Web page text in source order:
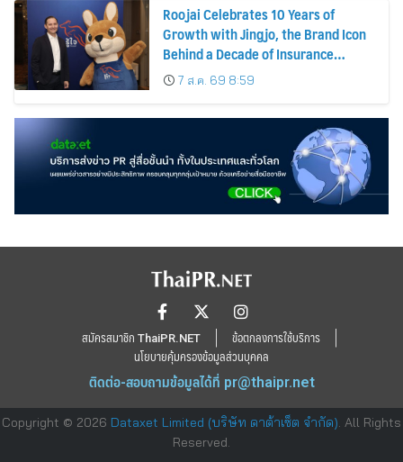
Roojai Celebrates 10 Years of
Growth with Jingjo, the Brand Icon
Behind a Decade of Insurance
Innovation
7 ส.ค. 69 8:59
สมัครสมาชิก ThaiPR.NET
ข้อตกลงการใช้บริการ
นโยบายคุ้มครองข้อมูลส่วนบุคคล
ติดต่อ-สอบถามข้อมูลได้ที่ pr@thaipr.net
Copyright © 2026 Dataxet Limited (บริษัท ดาต้าเซ็ต จำกัด). All Rights
Reserved.